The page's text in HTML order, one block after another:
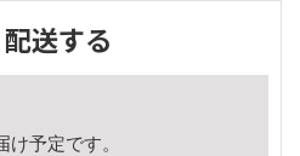
配送する
け予定です。